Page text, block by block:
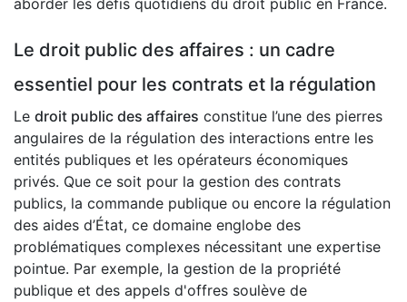
aborder les défis quotidiens du droit public en France.
Le droit public des affaires : un cadre
essentiel pour les contrats et la régulation
Le droit public des affaires constitue l’une des pierres
angulaires de la régulation des interactions entre les
entités publiques et les opérateurs économiques
privés. Que ce soit pour la gestion des contrats
publics, la commande publique ou encore la régulation
des aides d’État, ce domaine englobe des
problématiques complexes nécessitant une expertise
pointue. Par exemple, la gestion de la propriété
publique et des appels d'offres soulève de